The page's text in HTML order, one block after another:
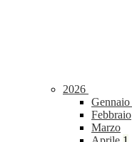
2026
Gennaio
Febbraio
Marzo